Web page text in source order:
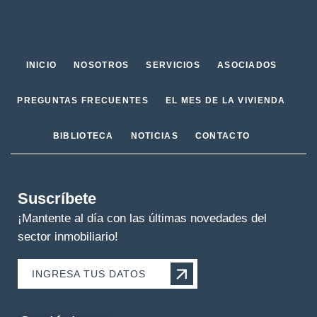
INICIO NOSOTROS SERVICIOS ASOCIADOS
PREGUNTAS FRECUENTES EL MES DE LA VIVIENDA
BIBLIOTECA NOTICIAS CONTACTO
Suscríbete
¡Mantente al día con las últimas novedades del
sector inmobiliario!
INGRESA TUS DATOS